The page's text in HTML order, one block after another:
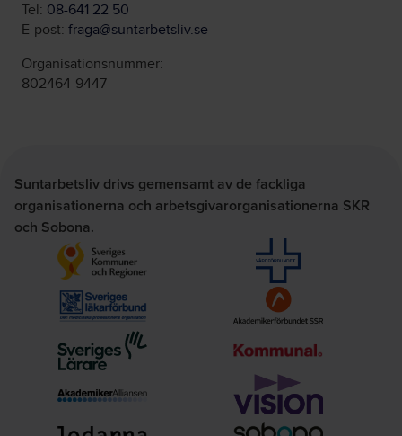
Tel: 08-641 22 50
E-post: fraga@suntarbetsliv.se
Organisationsnummer:
802464-9447
Suntarbetsliv drivs gemensamt av de fackliga
organisationerna och arbetsgivarorganisationerna SKR
och Sobona.